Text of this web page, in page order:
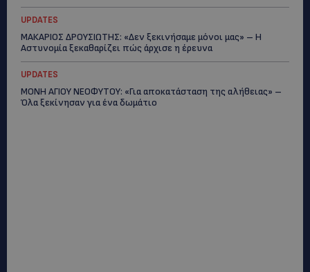
UPDATES
ΜΑΚΑΡΙΟΣ ΔΡΟΥΣΙΩΤΗΣ: «Δεν ξεκινήσαμε μόνοι μας» – Η
Αστυνομία ξεκαθαρίζει πώς άρχισε η έρευνα
UPDATES
ΜΟΝΗ ΑΓΙΟΥ ΝΕΟΦΥΤΟΥ: «Για αποκατάσταση της αλήθειας» –
Όλα ξεκίνησαν για ένα δωμάτιο